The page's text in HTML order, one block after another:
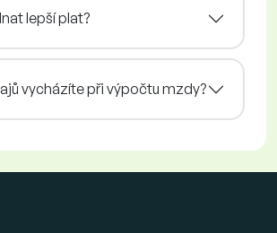
lepší plat?
vycházíte při výpočtu mzdy?